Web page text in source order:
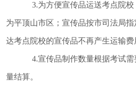
3.为方便宣传品运送考点院校
为平顶山市区；宣传品按市司法局
达考点院校的宣传品不再产生运输费
4.宣传品制作数量根据考试需
量结算。